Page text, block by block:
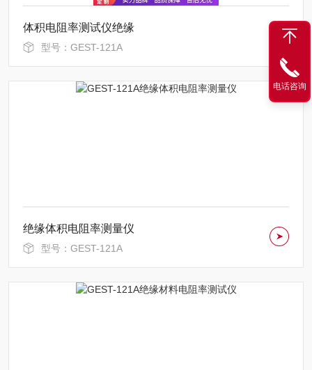
体积电阻率测试仪绝缘
型号：GEST-121A
绝缘体积电阻率测量仪
型号：GEST-121A
电话咨询